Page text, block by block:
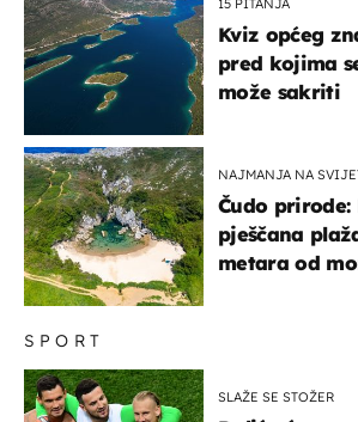
SPORT
SLAŽE SE STOŽER
15 PITANJA
Kviz općeg
pred kojima
može sakriti
NAJMANJA NA
Čudo prirode:
pješčana
metara od